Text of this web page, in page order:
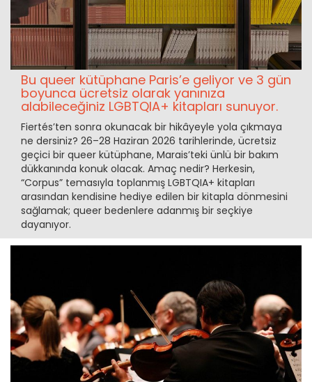
Bu queer kütüphane Paris’e geliyor ve 3 gün
boyunca ücretsiz olarak yanınıza
alabileceğiniz LGBTQIA+ kitapları sunuyor.
Fiertés’ten sonra okunacak bir hikâyeyle yola çıkmaya
ne dersiniz? 26–28 Haziran 2026 tarihlerinde, ücretsiz
geçici bir queer kütüphane, Marais’teki ünlü bir bakım
dükkanında konuk olacak. Amaç nedir? Herkesin,
“Corpus” temasıyla toplanmış LGBTQIA+ kitapları
arasından kendisine hediye edilen bir kitapla dönmesini
sağlamak; queer bedenlere adanmış bir seçkiye
dayanıyor.